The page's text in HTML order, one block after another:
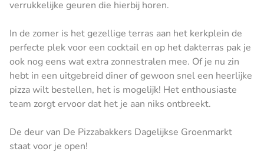
verrukkelijke geuren die hierbij horen.
In de zomer is het gezellige terras aan het kerkplein de
perfecte plek voor een cocktail en op het dakterras pak je
ook nog eens wat extra zonnestralen mee. Of je nu zin
hebt in een uitgebreid diner of gewoon snel een heerlijke
pizza wilt bestellen, het is mogelijk! Het enthousiaste
team zorgt ervoor dat het je aan niks ontbreekt.
De deur van De Pizzabakkers Dagelijkse Groenmarkt
staat voor je open!